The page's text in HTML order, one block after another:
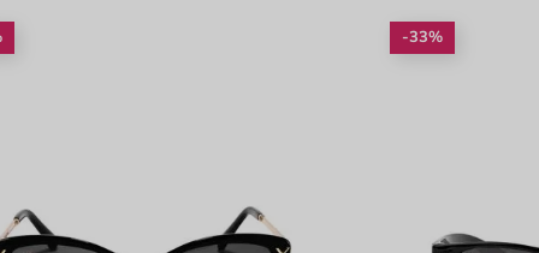
-33%